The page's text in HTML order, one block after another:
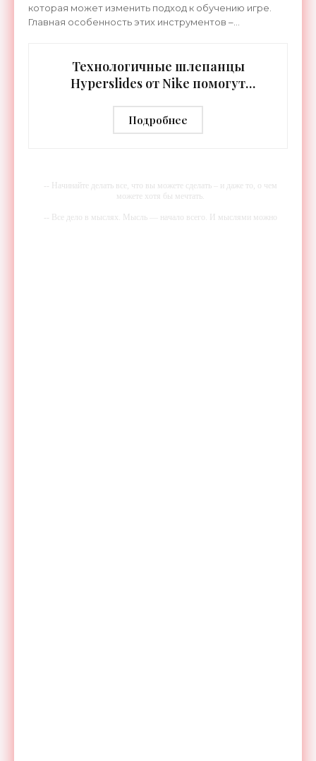
которая может изменить подход к обучению игре.
Главная особенность этих инструментов –
Технологичные шлепанцы
Hyperslides от Nike помогут
тренировки - «Гаджеты»
Подробнее
-- Начинайте делать все, что вы можете сделать – и даже то, о чем
можете хотя бы мечтать.
-- Все дело в мыслях. Мысль — начало всего. И мыслями можно